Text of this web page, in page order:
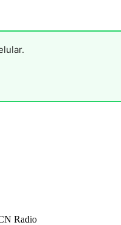
Radio